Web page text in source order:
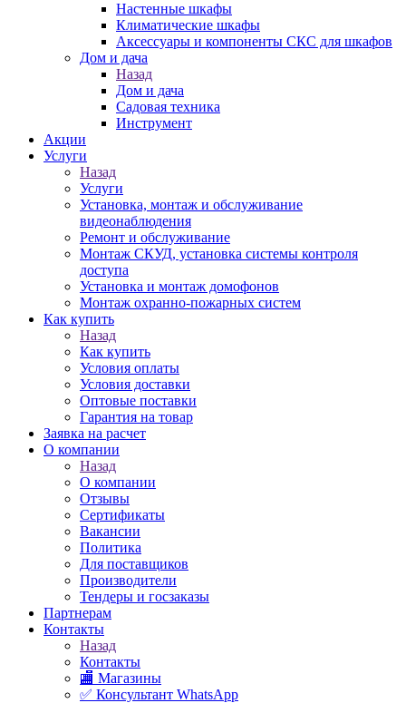
Настенные шкафы
Климатические шкафы
Аксессуары и компоненты СКС для шкафов
Дом и дача
Назад
Дом и дача
Садовая техника
Инструмент
Акции
Услуги
Назад
Услуги
Установка, монтаж и обслуживание
видеонаблюдения
Ремонт и обслуживание
Монтаж СКУД, установка системы контроля
доступа
Установка и монтаж домофонов
Монтаж охранно-пожарных систем
Как купить
Назад
Как купить
Условия оплаты
Условия доставки
Оптовые поставки
Гарантия на товар
Заявка на расчет
О компании
Назад
О компании
Отзывы
Сертификаты
Вакансии
Политика
Для поставщиков
Производители
Тендеры и госзаказы
Партнерам
Контакты
Назад
Контакты
🏬 Магазины
✅️ Консультант WhatsApp